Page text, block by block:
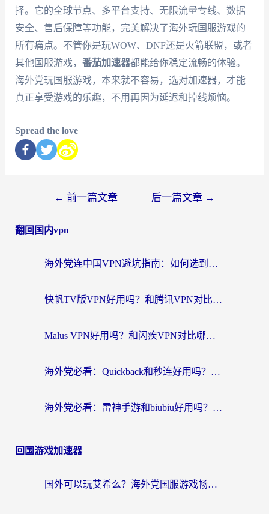
择。它的全球节点、多平台支持、无限流量专线、数据
安全、售后保障等功能，完美解决了海外玩国服游戏的
所有痛点。不管你是玩WOW、DNF还是火箭联盟，或者
其他国服游戏， 番茄加速器都能给你稳定流畅的体验。
海外党玩国服游戏，本来就不容易，选对加速器，才能
真正享受游戏的乐趣，不用再因为延迟和掉线烦恼。
Spread the love
← 前一篇文章 后一篇文章 →
翻回国内vpn
海外党连中国VPN避坑指南：如何选到真正能无缝刷国内资源的加速器？
快帆TV版VPN好用吗？和腾讯VPN对比哪个回国效果更好？海外党必看的真实体验指南
Malus VPN好用吗？和闪疾VPN对比哪个回国效果更好？海外华人的实用避坑指南
海外党必看：Quickback和秒连好用吗？3步选对回国加速器，无缝刷国内资源
海外党必看：雷神手游和biubiu好用吗？3招选对回国加速器无缝刷国内资源
回国游戏加速器
国外可以玩艾希么？海外党国服游戏畅玩终极指南（附加速器选择秘籍）